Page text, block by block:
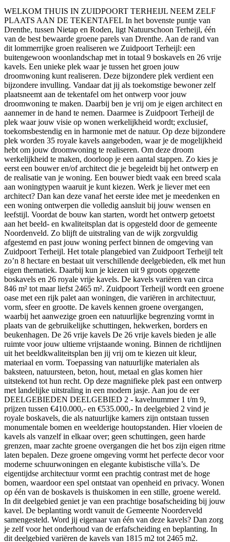
WELKOM THUIS IN ZUIDPOORT TERHEIJL NEEM ZELF
PLAATS AAN DE TEKENTAFEL In het bovenste puntje van
Drenthe, tussen Nietap en Roden, ligt Natuurschoon Terheijl, één
van de best bewaarde groene parels van Drenthe. Aan de rand van
dit lommerrijke groen realiseren we Zuidpoort Terheijl: een
buitengewoon woonlandschap met in totaal 9 boskavels en 26 vrije
kavels. Een unieke plek waar je tussen het groen jouw
droomwoning kunt realiseren. Deze bijzondere plek verdient een
bijzondere invulling. Vandaar dat jij als toekomstige bewoner zelf
plaatsneemt aan de tekentafel om het ontwerp voor jouw
droomwoning te maken. Daarbij ben je vrij om je eigen architect en
aannemer in de hand te nemen. Daarmee is Zuidpoort Terheijl de
plek waar jouw visie op wonen werkelijkheid wordt; exclusief,
toekomsbestendig en in harmonie met de natuur. Op deze bijzondere
plek worden 35 royale kavels aangeboden, waar je de mogelijkheid
hebt om jouw droomwoning te realiseren. Om deze droom
werkelijkheid te maken, doorloop je een aantal stappen. Zo kies je
eerst een bouwer en/of architect die je begeleidt bij het ontwerp en
de realisatie van je woning. Een bouwer biedt vaak een breed scala
aan woningtypen waaruit je kunt kiezen. Werk je liever met een
architect? Dan kan deze vanaf het eerste idee met je meedenken en
een woning ontwerpen die volledig aansluit bij jouw wensen en
leefstijl. Voordat de bouw kan starten, wordt het ontwerp getoetst
aan het beeld- en kwaliteitsplan dat is opgesteld door de gemeente
Noordenveld. Zo blijft de uitstraling van de wijk zorgvuldig
afgestemd en past jouw woning perfect binnen de omgeving van
Zuidpoort Terheijl. Het totale plangebied van Zuidpoort Terheijl telt
zo’n 8 hectare en bestaat uit verschillende deelgebieden, elk met hun
eigen thematiek. Daarbij kun je kiezen uit 9 groots opgezette
boskavels en 26 royale vrije kavels. De kavels variëren van circa
846 m² tot maar liefst 2465 m². Zuidpoort Terheijl wordt een groene
oase met een rijk palet aan woningen, die variëren in architectuur,
vorm, sfeer en grootte. De kavels kennen groene overgangen,
waarbij het aanwezige groen een natuurlijke begrenzing vormt in
plaats van de gebruikelijke schuttingen, hekwerken, borders en
beukenhagen. De 26 vrije kavels De 26 vrije kavels bieden je alle
ruimte voor jouw ultieme vrijstaande woning. Binnen de richtlijnen
uit het beeldkwaliteitsplan ben jij vrij om te kiezen uit kleur,
materiaal en vorm. Toepassing van natuurlijke materialen als
baksteen, natuursteen, beton, hout, metaal en glas komen hier
uitstekend tot hun recht. Op deze magnifieke plek past een ontwerp
met landelijke uitstraling in een modern jasje. Aan jou de eer
DEELGEBIEDEN DEELGEBIED 2 - kavelnummer 1 t/m 9,
prijzen tussen €410.000,- en €535.000,- In deelgebied 2 vind je
royale boskavels, die als natuurlijke kamers zijn ontstaan tussen
monumentale bomen en weelderige houtopstanden. Hier vloeien de
kavels als vanzelf in elkaar over; geen schuttingen, geen harde
grenzen, maar zachte groene overgangen die het bos zijn eigen ritme
laten bepalen. Deze groene omgeving vormt het perfecte decor voor
moderne schuurwoningen en elegante kubistische villa’s. De
eigentijdse architectuur vormt een prachtig contrast met de hoge
bomen, waardoor een spel ontstaat van openheid en privacy. Wonen
op één van de boskavels is thuiskomen in een stille, groene wereld.
In dit deelgebied geniet je van een prachtige bosafscheiding bij jouw
kavel. De beplanting wordt vanuit de Gemeente Noorderveld
samengesteld. Word jij eigenaar van één van deze kavels? Dan zorg
je zelf voor het onderhoud van de erfafscheiding en beplanting. In
dit deelgebied variëren de kavels van 1815 m2 tot 2465 m2.